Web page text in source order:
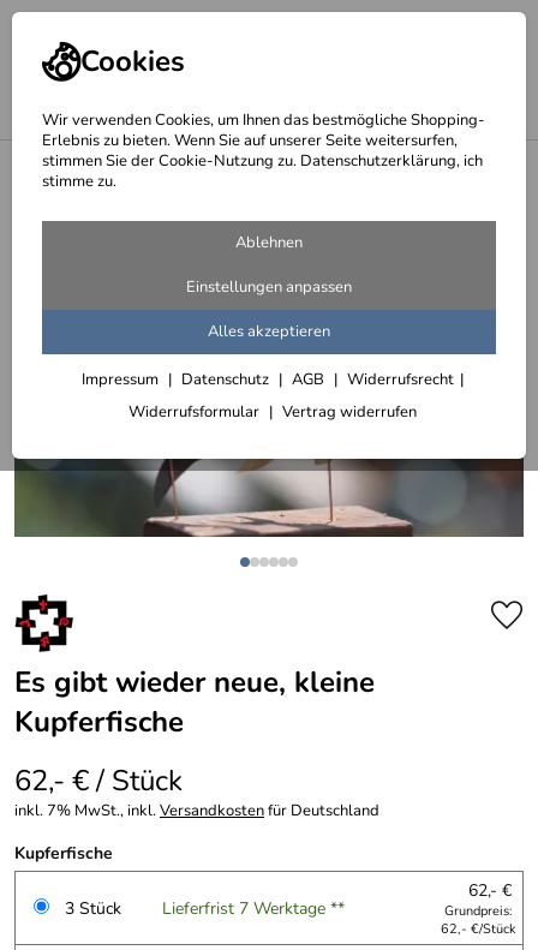
Cookies
Wir verwenden Cookies, um Ihnen das bestmögliche Shopping-
Erlebnis zu bieten. Wenn Sie auf unserer Seite weitersurfen,
stimmen Sie der Cookie-Nutzung zu. Datenschutzerklärung, ich
stimme zu.
Ablehnen
Einstellungen anpassen
Alles akzeptieren
Impressum Datenschutz AGB
Widerrufsrecht
Widerrufsformular
Vertrag widerrufen
Fisch Skulpturen
Es gibt wieder neue, kleine
Kupferfische
62,- € / Stück
inkl. 7% MwSt., inkl.Versandkostenfür Deutschland
Kupferfische
3 Stück Lieferfrist 7 Werktage **
62,- €
Grundpreis:
62,- €/Stück